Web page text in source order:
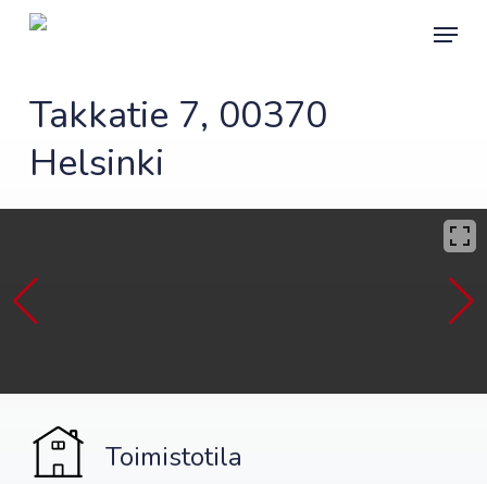
Skip
Menu
Takkatie 7, 00370
Helsinki
Toimistotila